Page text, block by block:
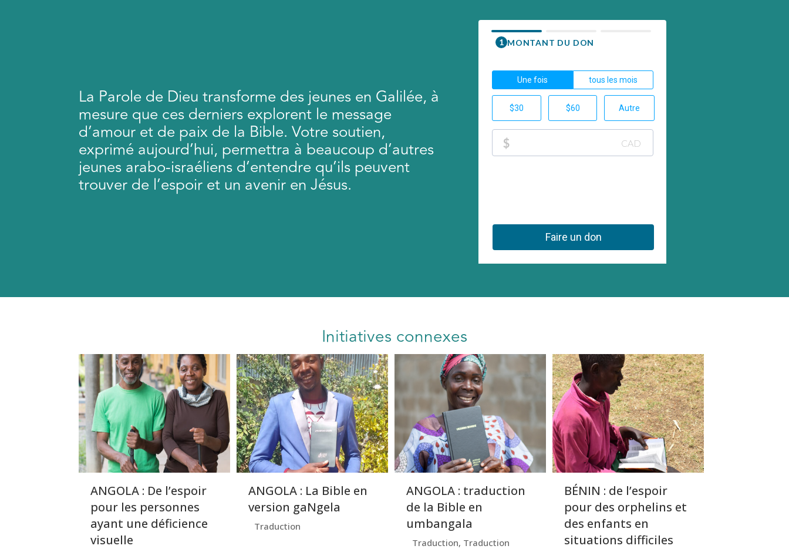
La Parole de Dieu transforme des jeunes en Galilée, à
mesure que ces derniers explorent le message
d’amour et de paix de la Bible. Votre soutien,
exprimé aujourd’hui, permettra à beaucoup d’autres
jeunes arabo-israéliens d’entendre qu’ils peuvent
trouver de l’espoir et un avenir en Jésus.
Initiatives connexes
ANGOLA : De l’espoir
pour les personnes
ayant une déficience
visuelle
ANGOLA : La Bible en
version gaNgela
Traduction
ANGOLA : traduction
de la Bible en
umbangala
Traduction, Traduction
BÉNIN : de l’espoir
pour des orphelins et
des enfants en
situations difficiles